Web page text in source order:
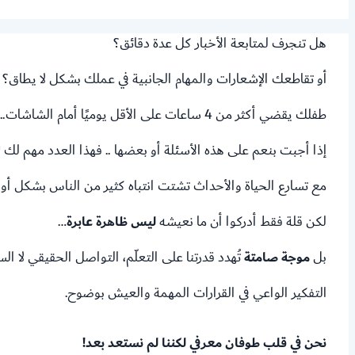
هل تنجرف لمتابعة الأخبار كل عدة دقائق؟
أو تقاطعك الإشعارات والمهام الجانبية في عملك بشكل لا يطاق؟
طفلك يقضي أكثر من 4 ساعات على الأقل يوميًا أمام الشاشات..؟
إذا أجبت بنعم على هذه الأسئلة أو بعضها .. فهذا العدد مهم لك
مع تسارع الحياة والأحداث تشتت انتباه كثير من الناس بشكل
لكن قلة فقط أدركوا أن ما نعيشهليس ظاهرة عابرة…
بلموجة صامتةتُهدد قدرتنا على التعلّم، التواصل الحقيقي لا
التفكير الواعي في القرارات المهمة والعيش بوضوح.
نحن في قلب طوفان معرفي لكننا لم نستعد بعد!